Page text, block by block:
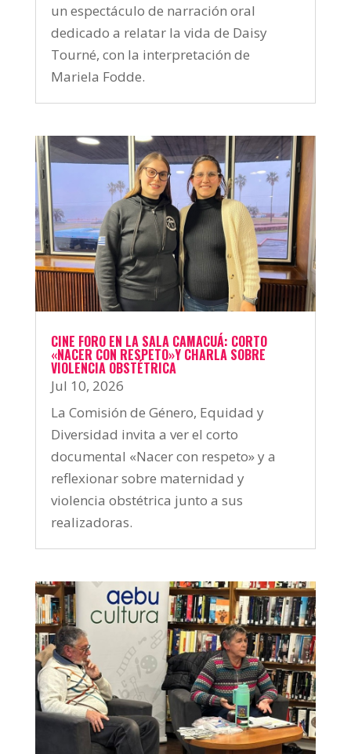
un espectáculo de narración oral
dedicado a relatar la vida de Daisy
Tourné, con la interpretación de
Mariela Fodde.
CINE FORO EN LA SALA CAMACUÁ: CORTO
«NACER CON RESPETO»Y CHARLA SOBRE
VIOLENCIA OBSTÉTRICA
Jul 10, 2026
La Comisión de Género, Equidad y
Diversidad invita a ver el corto
documental «Nacer con respeto» y a
reflexionar sobre maternidad y
violencia obstétrica junto a sus
realizadoras.